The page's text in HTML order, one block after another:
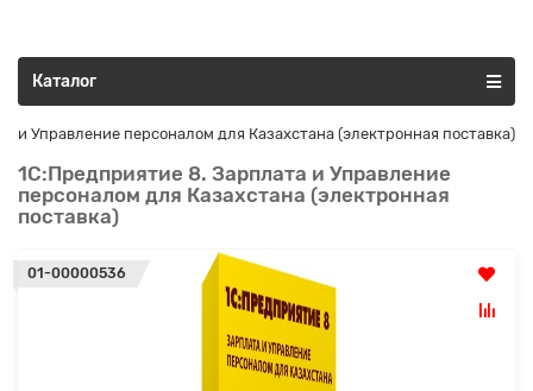
Все категории
Каталог
и Управление персоналом для Казахстана (электронная поставка)
1С:Предприятие 8. Зарплата и Управление
персоналом для Казахстана (электронная
поставка)
01-00000536